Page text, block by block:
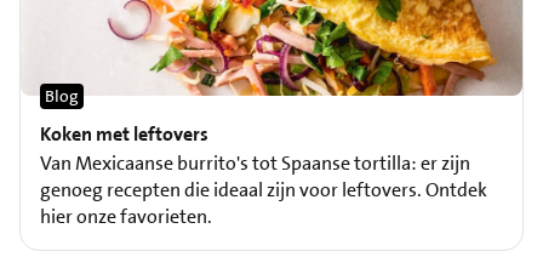
Koken met leftovers
Blog
Van Mexicaanse burrito's tot Spaanse tortilla: er zijn
genoeg recepten die ideaal zijn voor leftovers. Ontdek
hier onze favorieten.